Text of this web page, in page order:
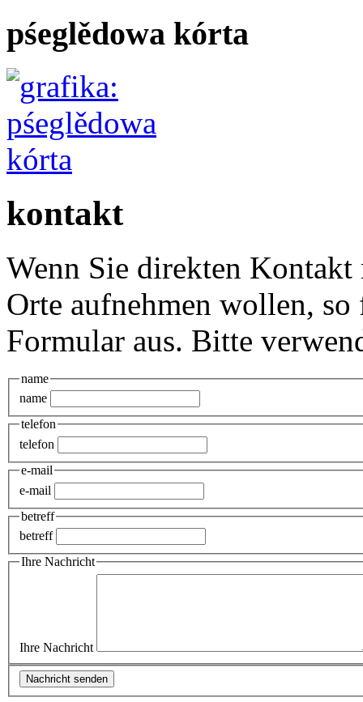
pśeglědowa kórta
kontakt
Wenn Sie direkten
Orte aufnehmen wollen,
Formular aus. Bitte
name
name
telefon
telefon
e-mail
e-mail
betreff
betreff
Ihre Nachricht
Ihre Nachricht